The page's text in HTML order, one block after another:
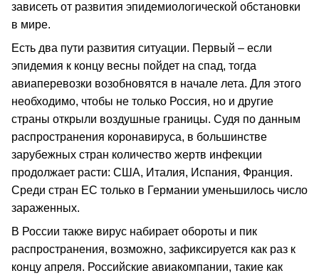
зависеть от развития эпидемиологической обстановки
в мире.
Есть два пути развития ситуации. Первый – если
эпидемия к концу весны пойдет на спад, тогда
авиаперевозки возобновятся в начале лета. Для этого
необходимо, чтобы не только Россия, но и другие
страны открыли воздушные границы. Судя по данным
распространения коронавируса, в большинстве
зарубежных стран количество жертв инфекции
продолжает расти: США, Италия, Испания, Франция.
Среди стран ЕС только в Германии уменьшилось число
зараженных.
В России также вирус набирает обороты и пик
распространения, возможно, зафиксируется как раз к
концу апреля. Российские авиакомпании, такие как